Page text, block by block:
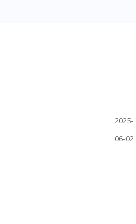
2025-
06-02